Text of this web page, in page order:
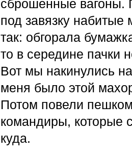
сброшенные вагоны.
под завязку
так: обгорала
то в середине пачки
Вот мы накинулись
меня было этой
Потом повели
командиры, которые
куда.